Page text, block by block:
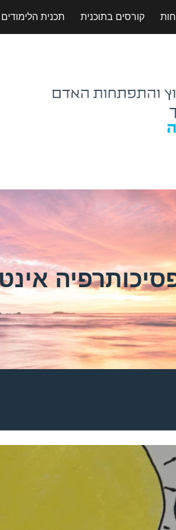
Skip to
תכנית הלימודים קורסים בתוכנית